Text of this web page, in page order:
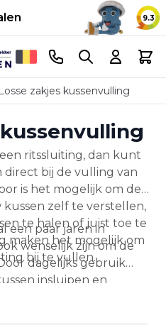
9.3
Telefoonnummer
Search Cart
Losse zakjes kussenvulling
ritssluiting, dan kunt
direct bij de vulling van
is het mogelijk om de
zelf te verstellen,
te halen of juist toe te
maken het mogelijk om
bij te vullen.
een paar jaren in
wenselijk zijn om de
dagelijks gebruik
insluipen en
klontvorming. In dit